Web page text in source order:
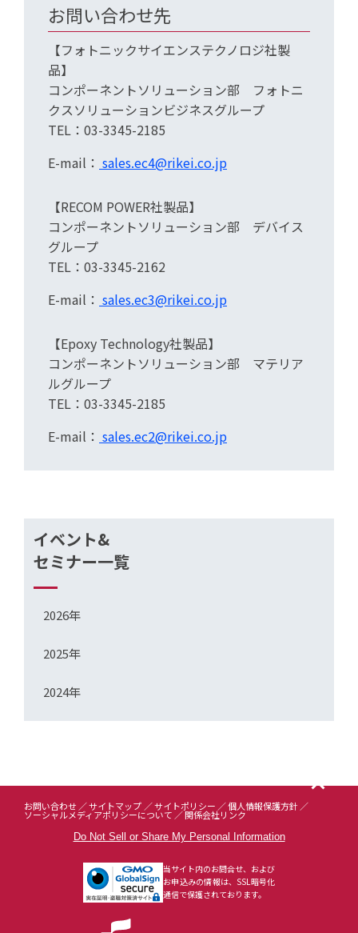
イベント&
セミナー一覧
2026年
2025年
2024年
お問い合わせ先
【フォトニックサイエンステクノロジ社製
品】
コンポーネントソリューション部 フォトニ
クスソリューションビジネスグループ
TEL：03-3345-2185
E-mail： sales.ec4@rikei.co.jp
【RECOM POWER社製品】
コンポーネントソリューション部 デバイス
グループ
TEL：03-3345-2162
E-mail： sales.ec3@rikei.co.jp
【Epoxy Technology社製品】
コンポーネントソリューション部 マテリア
ルグループ
TEL：03-3345-2185
E-mail： sales.ec2@rikei.co.jp
お問い合わせ サイトマップ サイトポリシー 個人情報保護方針
ソーシャルメディアポリシーについて 関係会社リンク
Do Not Sell or Share My Personal Information
当サイト内のお問合せ、および
お申込みの情報は、SSL暗号化
通信で保護されております。